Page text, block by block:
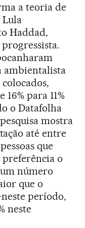
a teoria de
Lula
Haddad,
ambientalista
para 11%
o Datafolha
mostra
até entre
que
o
número
que o
período,
neste